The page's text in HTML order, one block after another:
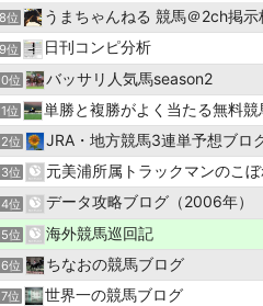
位 うまちゃんねる 競馬＠2ch掲示板ま
位 日刊コンピ分析
位 バッサリ人気馬season2
位 単勝と複勝がよく当たる無料競馬予想
位 JRA・地方競馬3連単予想ブロ
位 元美浦所属トラックマンのこ
位 データ攻略ブログ（2006年）
位 海外競馬巡回記
位 ちなおの競馬ブログ
位 世界一の競馬ブログ